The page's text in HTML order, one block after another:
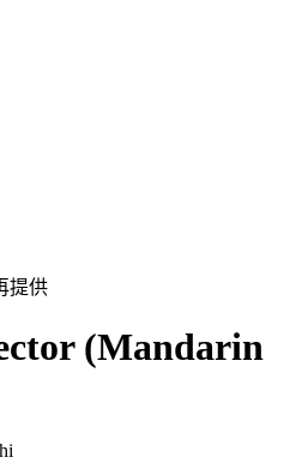
提供
(Mandarin